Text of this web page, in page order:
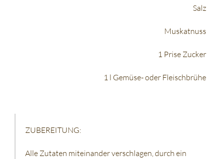
Salz
Muskatnuss
1 Prise Zucker
1 l Gemüse- oder Fleischbrühe
ZUBEREITUNG:
Alle Zutaten miteinander verschlagen, durch ein